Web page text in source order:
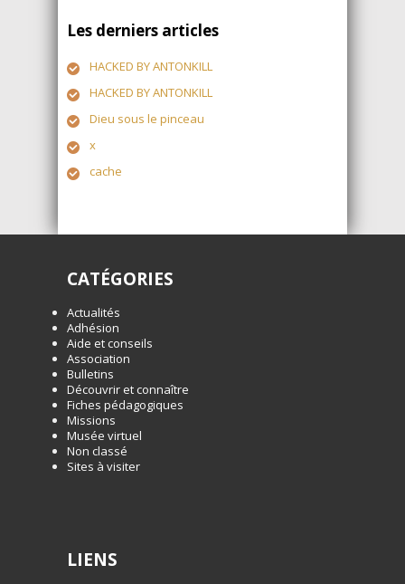
Les derniers articles
HACKED BY ANTONKILL
HACKED BY ANTONKILL
Dieu sous le pinceau
x
cache
CATÉGORIES
Actualités
Adhésion
Aide et conseils
Association
Bulletins
Découvrir et connaître
Fiches pédagogiques
Missions
Musée virtuel
Non classé
Sites à visiter
LIENS